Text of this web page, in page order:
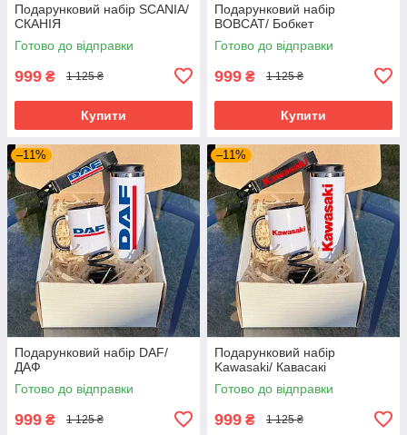
Подарунковий набір SCANIA/
СКАНІЯ
Готово до відправки
999 ₴ 1 125 ₴
Купити
Подарунковий набір
BOBCAT/ Бобкет
Готово до відправки
999 ₴ 1 125 ₴
Купити
–11%
Подарунковий набір DAF/
ДАФ
Готово до відправки
999 ₴ 1 125 ₴
–11%
Подарунковий набір
Kawasaki/ Кавасакі
Готово до відправки
999 ₴ 1 125 ₴